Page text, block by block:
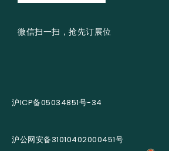
微信扫一扫，抢先订展位
沪ICP备05034851号-34
沪公网安备31010402000451号